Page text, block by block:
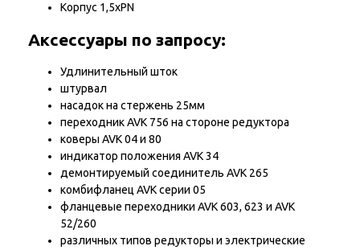
Корпус 1,5xPN
Аксессуары по запросу:
Удлинительный шток
штурвал
насадок на стержень 25мм
переходник AVK 756 на стороне редуктора
коверы AVK 04 и 80
индикатор положения AVK 34
демонтируемый соединитель AVK 265
комбифланец AVK серии 05
фланцевые переходники AVK 603, 623 и AVK
52/260
различных типов редукторы и электрические